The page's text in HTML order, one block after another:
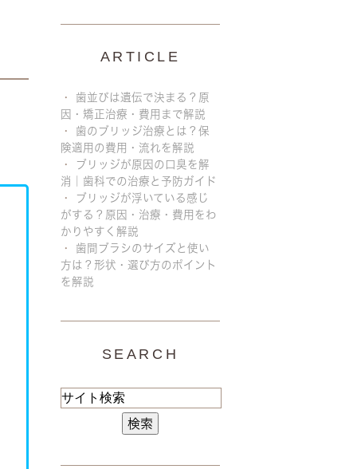
ARTICLE
歯並びは遺伝で決まる？原
因・矯正治療・費用まで解説
歯のブリッジ治療とは？保
険適用の費用・流れを解説
ブリッジが原因の口臭を解
消｜歯科での治療と予防ガイド
ブリッジが浮いている感じ
がする？原因・治療・費用をわ
かりやすく解説
歯間ブラシのサイズと使い
方は？形状・選び方のポイント
を解説
SEARCH